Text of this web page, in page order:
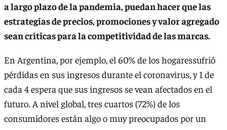
a largo plazo de la pandemia, puedan hacer que las
estrategias de precios, promociones y valor agregado
sean críticas para la competitividad de las marcas.
En Argentina, por ejemplo, el 60% de los hogaressufrió
pérdidas en sus ingresos durante el coronavirus, y 1 de
cada 4 espera que sus ingresos se vean afectados en el
futuro. A nivel global, tres cuartos (72%) de los
consumidores están algo o muy preocupados por un